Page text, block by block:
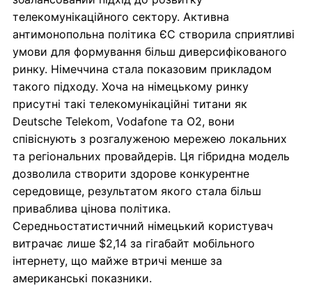
телекомунікаційного сектору. Активна
антимонопольна політика ЄС створила сприятливі
умови для формування більш диверсифікованого
ринку. Німеччина стала показовим прикладом
такого підходу. Хоча на німецькому ринку
присутні такі телекомунікаційні титани як
Deutsche Telekom, Vodafone та O2, вони
співіснують з розгалуженою мережею локальних
та регіональних провайдерів. Ця гібридна модель
дозволила створити здорове конкурентне
середовище, результатом якого стала більш
приваблива цінова політика.
Середньостатистичний німецький користувач
витрачає лише $2,14 за гігабайт мобільного
інтернету, що майже втричі менше за
американські показники.